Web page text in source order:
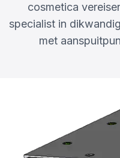
cosmetica
specialist in
met